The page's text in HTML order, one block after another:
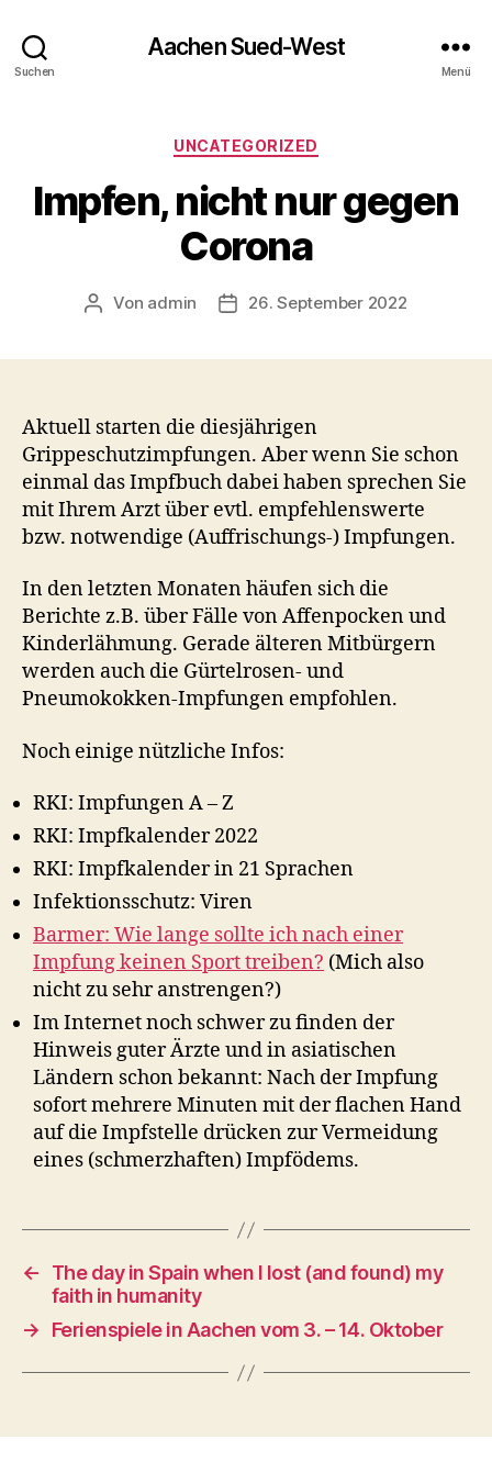
Suchen
Aachen Sued-West
Menü
Kategorien
UNCATEGORIZED
Impfen, nicht nur gegen
Corona
Beitragsautor
Von admin Veröffentlichungsdatum
26. September 2022
Aktuell starten die diesjährigen
Grippeschutzimpfungen. Aber wenn Sie schon
einmal das Impfbuch dabei haben sprechen Sie
mit Ihrem Arzt über evtl. empfehlenswerte
bzw. notwendige (Auffrischungs-) Impfungen.
In den letzten Monaten häufen sich die
Berichte z.B. über Fälle von Affenpocken und
Kinderlähmung. Gerade älteren Mitbürgern
werden auch die Gürtelrosen- und
Pneumokokken-Impfungen empfohlen.
Noch einige nützliche Infos:
RKI: Impfungen A – Z
RKI: Impfkalender 2022
RKI: Impfkalender in 21 Sprachen
Infektionsschutz: Viren
Barmer: Wie lange sollte ich nach einer
Impfung keinen Sport treiben? (Mich also
nicht zu sehr anstrengen?)
Im Internet noch schwer zu finden der
Hinweis guter Ärzte und in asiatischen
Ländern schon bekannt: Nach der Impfung
sofort mehrere Minuten mit der flachen Hand
auf die Impfstelle drücken zur Vermeidung
eines (schmerzhaften) Impfödems.
←
The day in Spain when I lost (and found) my
faith in humanity
→
Ferienspiele in Aachen vom 3. – 14. Oktober